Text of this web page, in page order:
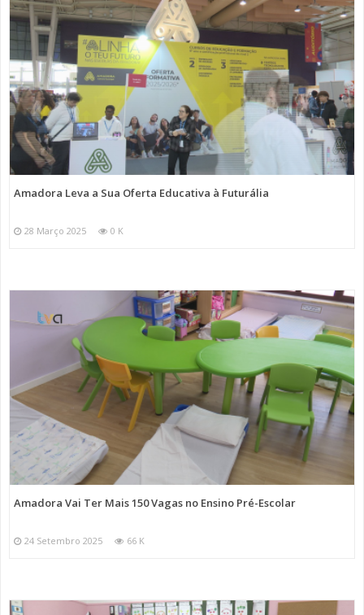
Amadora Leva a Sua Oferta Educativa à Futurália
28 Março 2025 0 K
Amadora Vai Ter Mais 150 Vagas no Ensino Pré-Escolar
24 Setembro 2025 66 K